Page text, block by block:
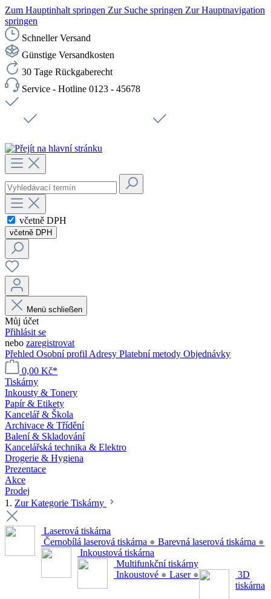
Zum Hauptinhalt springen Zur Suche springen Zur Hauptnavigation
springen
Schneller Versand
Günstige Versandkosten
30 Tage Rückgaberecht
Service - Hotline 0123 - 45678
včetně DPH
včetně DPH
Menü schließen
Můj účet
Přihlásit se
nebo zaregistrovat
Přehled Osobní profil Adresy Platební metody Objednávky
0,00 Kč*
Tiskárny
Inkousty & Tonery
Papír & Etikety
Kancelář & Škola
Archivace & Třídění
Balení & Skladování
Kancelářská technika & Elektro
Drogerie & Hygiena
Prezentace
Akce
Prodej
1. Zur Kategorie Tiskárny
Laserová tiskárna
Černobílá laserová tiskárna ● Barevná laserová tiskárna ●
Inkoustová tiskárna
Multifunkční tiskárny
Inkoustové ● Laser ●
3D
tiskárna